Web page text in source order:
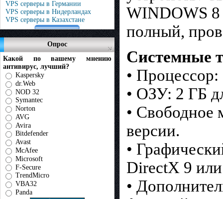
VPS серверы в Германии
VPS серверы в Нидерландах
VPS серверы в Казахстане
Опрос
Какой по вашему мнению
антивирус, лучший?
Kaspersky
dr.Web
NOD 32
Symantec
Norton
AVG
Avira
Bitdefender
Avast
McAfee
Microsoft
F-Secure
TrendMicro
VBA32
Panda
WINDOWS 8
полный,
Системные
•
• ОЗУ: 2 ГБ
• Свободное
версии.
•
DirectX 9
•